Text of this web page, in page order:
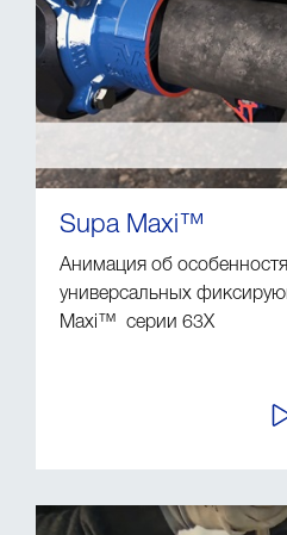
Supa Maxi™
Анимация об
универсальных
Maxi™ серии 63Х